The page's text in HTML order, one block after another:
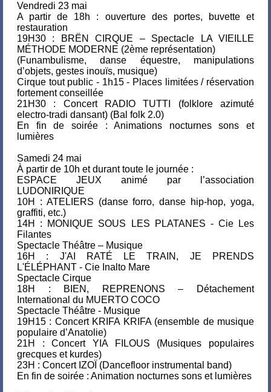
Vendredi 23 mai
A partir de 18h : ouverture des portes, buvette et
restauration
19H30 : BRËN CIRQUE – Spectacle LA VIEILLE
MÉTHODE MODERNE (2ème représentation)
(Funambulisme, danse équestre, manipulations
d’objets, gestes inouïs, musique)
Cirque tout public - 1h15 - Places limitées / réservation
fortement conseillée
21H30 : Concert RADIO TUTTI (folklore azimuté
electro-tradi dansant) (Bal folk 2.0)
En fin de soirée : Animations nocturnes sons et
lumières
Samedi 24 mai
À partir de 10h et durant toute le journée :
ESPACE JEUX animé par l’association
LUDONIRIQUE
10H : ATELIERS (danse forro, danse hip-hop, yoga,
graffiti, etc.)
14H : MONIQUE SOUS LES PLATANES - Cie Les
Filantes
Spectacle Théâtre – Musique
16H : J'AI RATÉ LE TRAIN, JE PRENDS
L'ÉLÉPHANT - Cie Inalto Mare
Spectacle Cirque
18H : BIEN, REPRENONS – Détachement
International du MUERTO COCO
Spectacle Théâtre - Musique
19H15 : Concert KRIFA KRIFA (ensemble de musique
populaire d’Anatolie)
21H : Concert YIA FILOUS (Musiques populaires
grecques et kurdes)
23H : Concert IZOÏ (Dancefloor instrumental band)
En fin de soirée : Animation nocturnes sons et lumières